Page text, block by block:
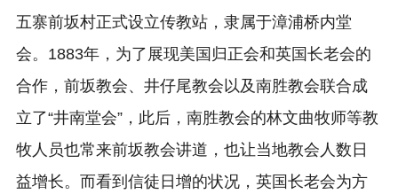
五寨前坂村正式设立传教站，隶属于漳浦桥内堂
会。1883年，为了展现美国归正会和英国长老会的
合作，前坂教会、井仔尾教会以及南胜教会联合成
立了“井南堂会”，此后，南胜教会的林文曲牧师等教
牧人员也常来前坂教会讲道，也让当地教会人数日
益增长。而看到信徒日增的状况， 英国长老会为方